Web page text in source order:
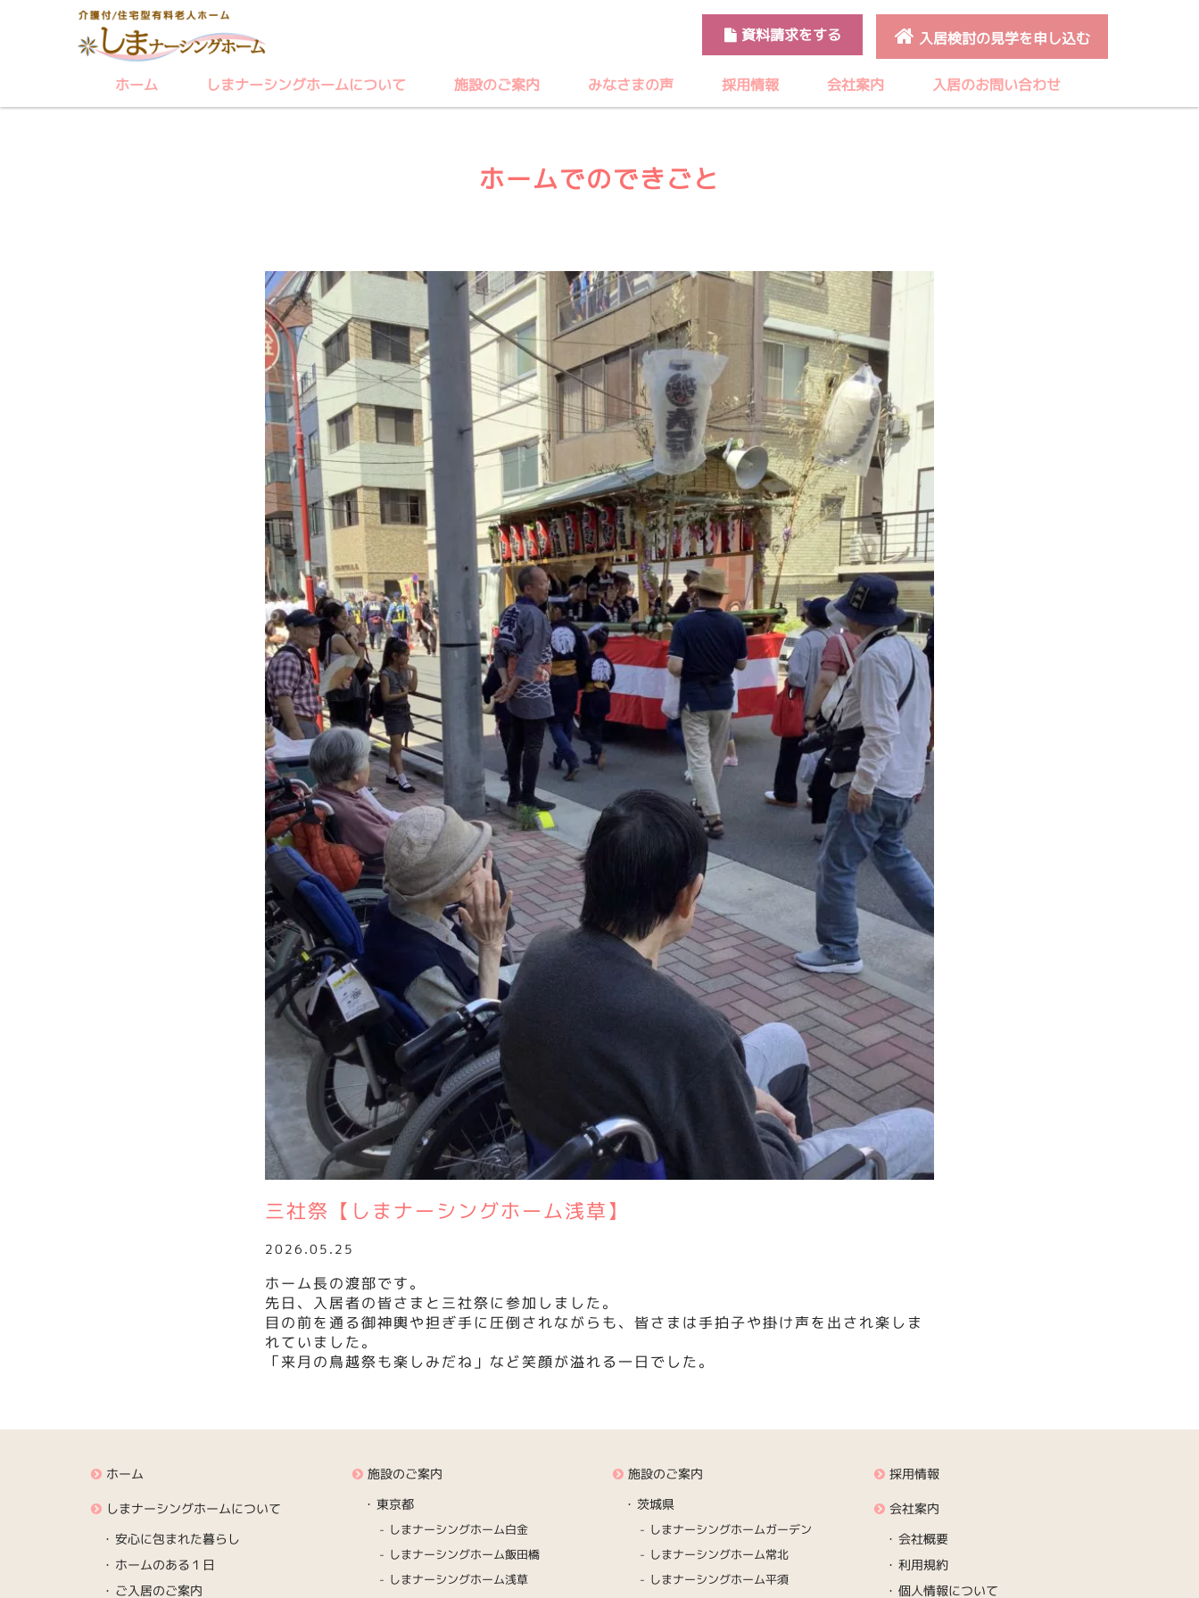
入居検討の見学を申し込む
資料請求をする
ホーム しまナーシングホームについて 施設のご案内 みなさまの声 採用情報 会社案内 入居のお問い合わせ
ホームでのできごと
三社祭【しまナーシングホーム浅草】
2026.05.25
ホーム長の渡部です。
先日、入居者の皆さまと三社祭に参加しました。
目の前を通る御神輿や担ぎ手に圧倒されながらも、皆さまは手拍子や掛け声を出され楽しま
れていました。
「来月の鳥越祭も楽しみだね」など笑顔が溢れる一日でした。
ホーム
しまナーシングホームについて
安心に包まれた暮らし
ホームのある１日
ご入居のご案内
施設のご案内
東京都
しまナーシングホーム白金
しまナーシングホーム飯田橋
しまナーシングホーム浅草
施設のご案内
茨城県
しまナーシングホームガーデン
しまナーシングホーム常北
しまナーシングホーム平須
採用情報
会社案内
会社概要
利用規約
個人情報について